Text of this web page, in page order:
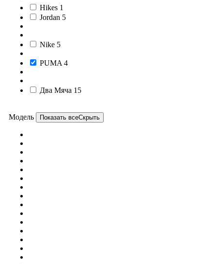
Hikes 1
Jordan 5
Nike 5
PUMA 4
Два Мяча 15
Модель Показать всеСкрыть